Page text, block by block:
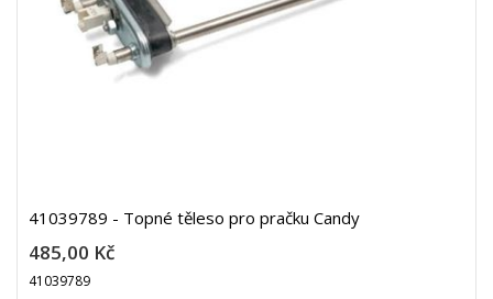
41039789 - Topné těleso pro pračku Candy
485,00 Kč
41039789